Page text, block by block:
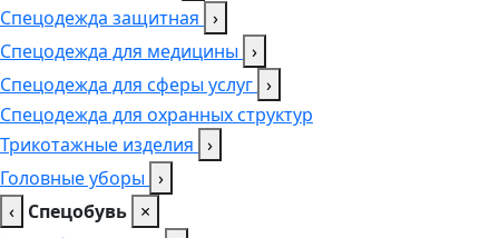
Спецодежда защитная ›
Спецодежда для медицины ›
Спецодежда для сферы услуг ›
Спецодежда для охранных структур
Трикотажные изделия ›
Головные уборы ›
‹ Спецобувь ×